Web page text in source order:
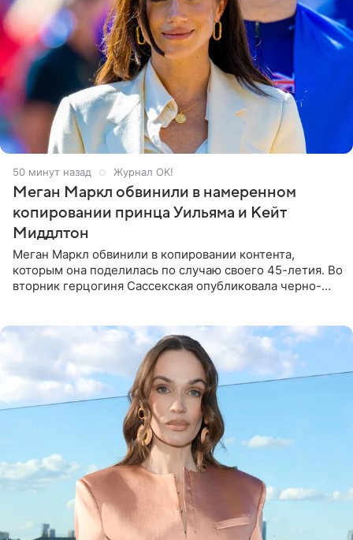
50 минут назад Журнал OK!
Меган Маркл обвинили в намеренном
копировании принца Уильяма и Кейт
Миддлтон
Меган Маркл обвинили в копировании контента,
которым она поделилась по случаю своего 45-летия. Во
вторник герцогиня Сассекская опубликовала черно-